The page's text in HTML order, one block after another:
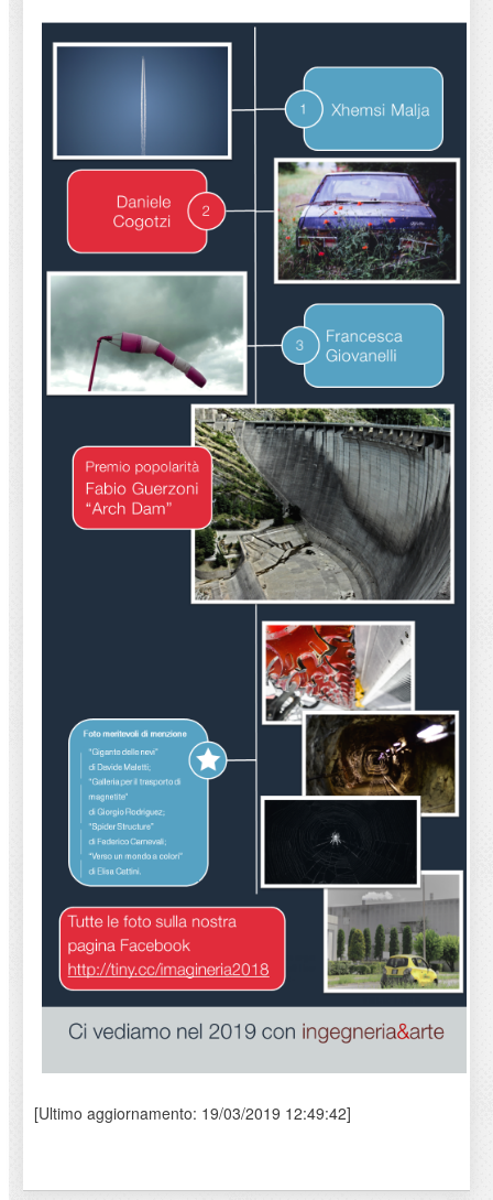
[Ultimo aggiornamento: 19/03/2019 12:49:42]